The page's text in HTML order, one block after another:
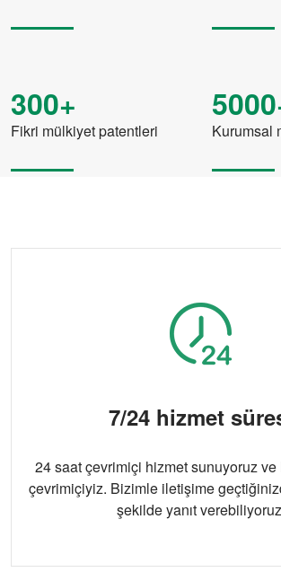
300+
Fikri mülkiyet patentleri Kurumsal
7/24 hizmet
24 saat çevrimiçi hizmet sunuyoruz ve
çevrimiçiyiz. Bizimle iletişime
şekilde yanıt